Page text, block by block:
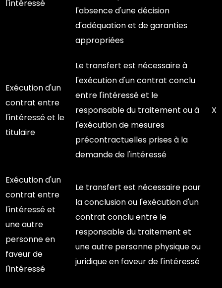
l'intéressé
l'absence d'une décision
d'adéquation et de garanties
appropriées
Exécution d'un
contrat entre
l'intéressé et le
titulaire
Le transfert est nécessaire à
l'exécution d'un contrat conclu
entre l'intéressé et le
responsable du traitement ou à
l'exécution de mesures
précontractuelles prises à la
demande de l'intéressé
X
Exécution d'un
contrat entre
l'intéressé et
une autre
personne en
faveur de
l'intéressé
Le transfert est nécessaire pour
la conclusion ou l'exécution d'un
contrat conclu entre le
responsable du traitement et
une autre personne physique ou
juridique en faveur de l'intéressé